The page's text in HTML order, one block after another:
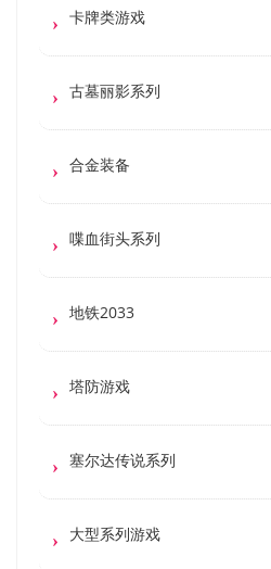
卡牌类游戏
古墓丽影系列
合金装备
喋血街头系列
地铁2033
塔防游戏
塞尔达传说系列
大型系列游戏